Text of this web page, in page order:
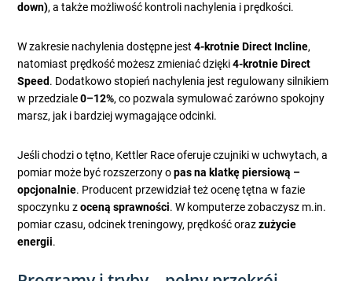
down), a także możliwość kontroli nachylenia i prędkości.
W zakresie nachylenia dostępne jest4-krotnie Direct Incline,
natomiast prędkość możesz zmieniać dzięki4-krotnie Direct
Speed. Dodatkowo stopień nachylenia jest regulowany silnikiem
w przedziale0–12%, co pozwala symulować zarówno spokojny
marsz, jak i bardziej wymagające odcinki.
Jeśli chodzi o tętno, Kettler Race oferuje czujniki w uchwytach, a
pomiar może być rozszerzony opas na klatkę piersiową –
opcjonalnie. Producent przewidział też ocenę tętna w fazie
spoczynku zoceną sprawności. W komputerze zobaczysz m.in.
pomiar czasu, odcinek treningowy, prędkość orazzużycie
energii.